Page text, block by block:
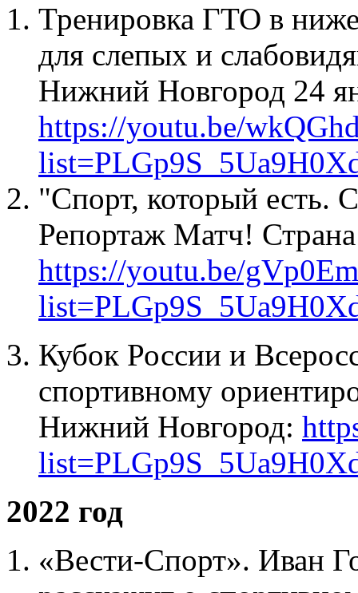
Тренировка ГТО в
для слепых и
Нижний Новгород 24
https://youtu.be/
"Спорт, который есть.
Репортаж Матч!
https://youtu.be/
Кубок России и
спортивному
Нижний Новгород:
2022 год
«Вести-Спорт». Иван